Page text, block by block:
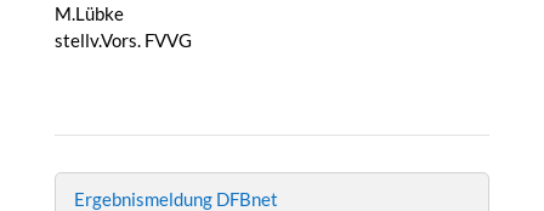
M.Lübke
stellv.Vors. FVVG
Ergebnismeldung DFBnet